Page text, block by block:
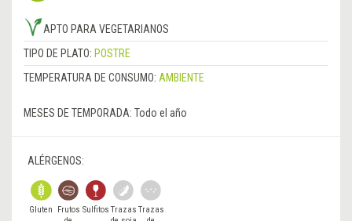
APTO PARA VEGETARIANOS
TIPO DE PLATO: POSTRE
TEMPERATURA DE CONSUMO: AMBIENTE
MESES DE TEMPORADA: Todo el año
ALÉRGENOS:
Gluten
Frutos Sulfitos Trazas Trazas